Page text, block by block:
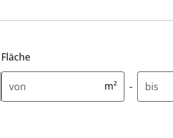
Fläche
Mindestfläche in Quadratmetern
m² -